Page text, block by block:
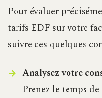
Pour évaluer
tarifs EDF sur votre
suivre ces quelques
Analysez votre
Prenez le temps